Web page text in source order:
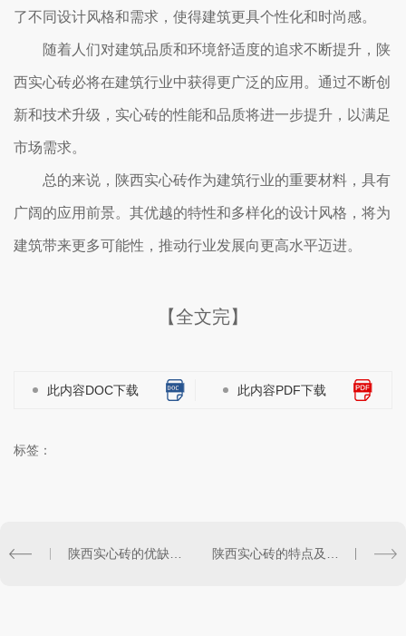
了不同设计风格和需求，使得建筑更具个性化和时尚感。
随着人们对建筑品质和环境舒适度的追求不断提升，陕
西实心砖必将在建筑行业中获得更广泛的应用。通过不断创
新和技术升级，实心砖的性能和品质将进一步提升，以满足
市场需求。
总的来说，陕西实心砖作为建筑行业的重要材料，具有
广阔的应用前景。其优越的特性和多样化的设计风格，将为
建筑带来更多可能性，推动行业发展向更高水平迈进。
【全文完】
此内容DOC下载 此内容PDF下载
标签：